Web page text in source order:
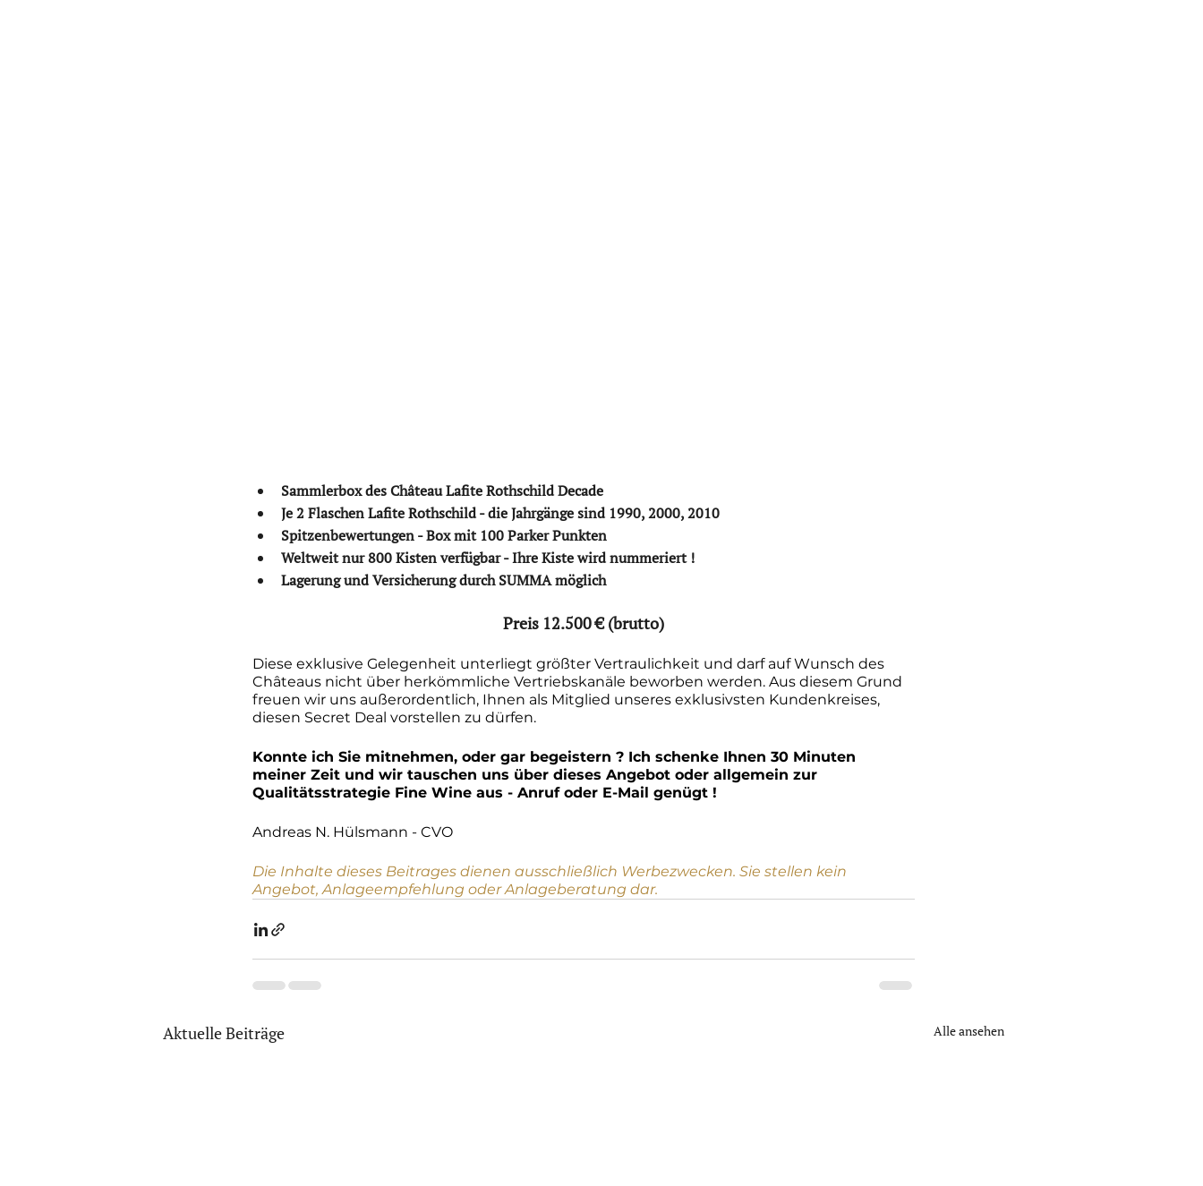
Sammlerbox des Château Lafite Rothschild Decade
Je 2 Flaschen Lafite Rothschild - die Jahrgänge sind 1990, 2000, 2010
Spitzenbewertungen - Box mit 100 Parker Punkten
Weltweit nur 800 Kisten verfügbar - Ihre Kiste wird nummeriert !
Lagerung und Versicherung durch SUMMA möglich
Preis 12.500 € (brutto)
Diese exklusive Gelegenheit unterliegt größter Vertraulichkeit und darf auf Wunsch des
Châteaus nicht über herkömmliche Vertriebskanäle beworben werden. Aus diesem Grund
freuen wir uns außerordentlich, Ihnen als Mitglied unseres exklusivsten Kundenkreises,
diesen Secret Deal vorstellen zu dürfen.
Konnte ich Sie mitnehmen, oder gar begeistern ? Ich schenke Ihnen 30 Minuten
meiner Zeit und wir tauschen uns über dieses Angebot oder allgemein zur
Qualitätsstrategie Fine Wine aus - Anruf oder E-Mail genügt !
Andreas N. Hülsmann - CVO
Die Inhalte dieses Beitrages dienen ausschließlich Werbezwecken. Sie stellen kein
Angebot, Anlageempfehlung oder Anlageberatung dar.
Aktuelle Beiträge Alle ansehen